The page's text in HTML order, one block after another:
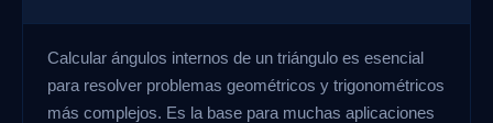
Calcular ángulos internos de un triángulo es esencial
para resolver problemas geométricos y trigonométricos
más complejos. Es la base para muchas aplicaciones